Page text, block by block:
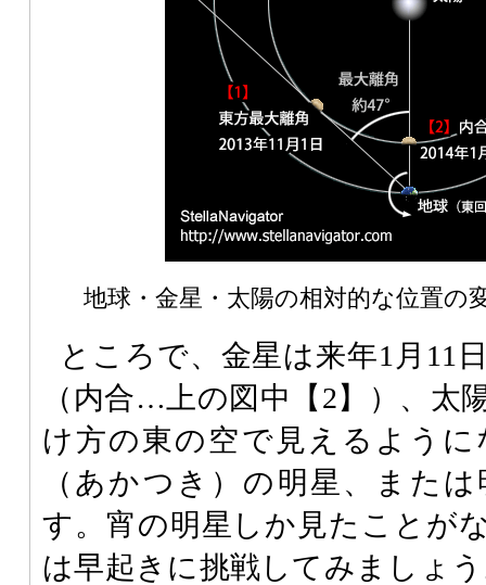
地球・金星・太陽の相対的な位置の
ところで、金星は来年1月11
（内合…上の図中【2】）、太
け方の東の空で見えるよう
（あかつき）の明星、また
す。宵の明星しか見たことが
は早起きに挑戦してみましょ